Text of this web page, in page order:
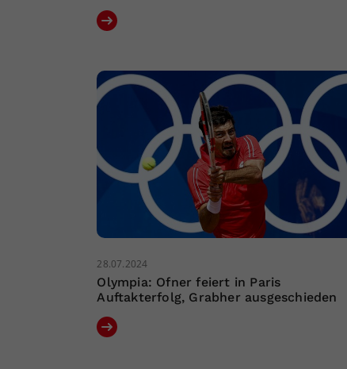
28.07.2024
Olympia: Ofner feiert in Paris
Auftakterfolg, Grabher ausgeschieden